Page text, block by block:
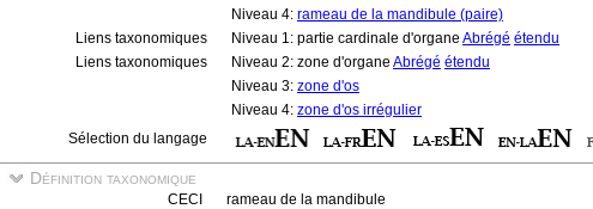
Niveau 4: rameau de la mandibule (paire)
Liens taxonomiques
Niveau 1: partie cardinale d'organe Abrégé étendu
Liens taxonomiques
Niveau 2: zone d'organe Abrégé étendu
Niveau 3: zone d'os
Niveau 4: zone d'os irrégulier
Sélection du langage
Définition taxonomique
CECI
rameau de la mandibule